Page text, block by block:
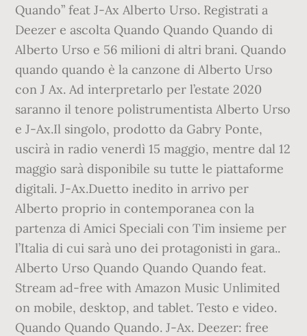
Quando” feat J-Ax Alberto Urso. Registrati a
Deezer e ascolta Quando Quando Quando di
Alberto Urso e 56 milioni di altri brani. Quando
quando quando è la canzone di Alberto Urso
con J Ax. Ad interpretarlo per l’estate 2020
saranno il tenore polistrumentista Alberto Urso
e J-Ax.Il singolo, prodotto da Gabry Ponte,
uscirà in radio venerdì 15 maggio, mentre dal 12
maggio sarà disponibile su tutte le piattaforme
digitali. J-Ax.Duetto inedito in arrivo per
Alberto proprio in contemporanea con la
partenza di Amici Speciali con Tim insieme per
l’Italia di cui sarà uno dei protagonisti in gara..
Alberto Urso Quando Quando Quando feat.
Stream ad-free with Amazon Music Unlimited
on mobile, desktop, and tablet. Testo e video.
Quando Quando Quando. J-Ax. Deezer: free